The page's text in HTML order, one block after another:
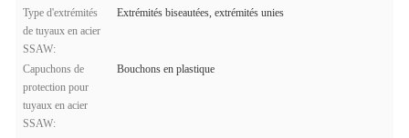
Type d'extrémités
de tuyaux en acier
SSAW:
Extrémités biseautées, extrémités unies
Capuchons de
protection pour
tuyaux en acier
SSAW:
Bouchons en plastique